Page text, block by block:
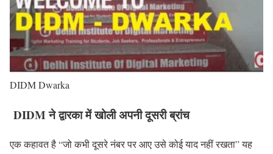
DIDM Dwarka
DIDM ने द्वारका में खोली अपनी दूसरी ब्रांच
एक कहावत है “जो कभी दूसरे नंबर पर आए उसे कोई याद नहीं रखता” यह